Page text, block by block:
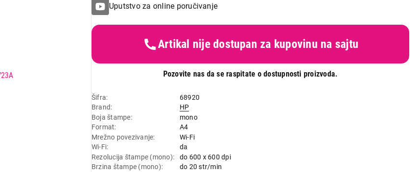
Uputstvo za online poručivanje
Šifra
68920
Brand
HP
Boja štampe
mono
Format
A4
Mrežno povezivanje
Wi-Fi
Wi-Fi
da
Rezolucija štampe (mono)
do 600 x 600 dpi
Brzina štampe (mono)
do 20 str/min
Artikal nije dostupan za kupovinu na sajtu
Pozovite nas da se raspitate o dostupnosti proizvoda.